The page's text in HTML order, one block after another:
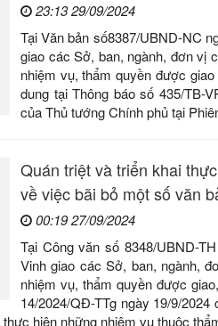
23:13 29/09/2024
Tại Văn bản số8387/UBND-NC
giao các Sở, ban, ngành, đơn vị
nhiệm vụ, thẩm quyền được
dung tại Thông báo số 435/TB-
của Thủ tướng Chính phủ tại
Quán triệt và triển khai
về việc bãi bỏ một số văn
00:19 27/09/2024
Tại Công văn số 8348/UBND-
Vinh giao các Sở, ban, ngành,
nhiệm vụ, thẩm quyền được
14/2024/QĐ-TTg ngày 19/9/
hiện những nhiệm vụ thuộc